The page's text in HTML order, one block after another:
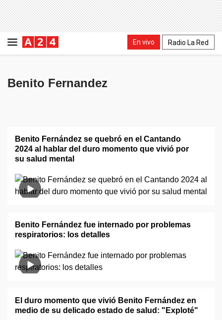
En vivo Radio La Red
Benito Fernandez
Benito Fernández se quebró en el Cantando
2024 al hablar del duro momento que vivió por
su salud mental
Benito Fernández fue internado por problemas
respiratorios: los detalles
El duro momento que vivió Benito Fernández en
medio de su delicado estado de salud: "Exploté"